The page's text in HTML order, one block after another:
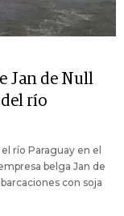
Jan de Null
río
río Paraguay en el
belga Jan de
con soja